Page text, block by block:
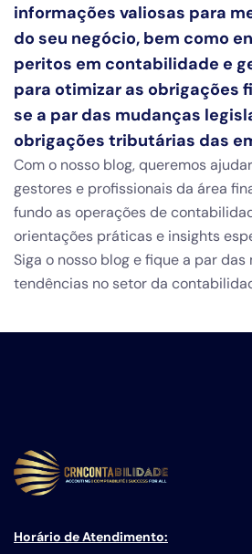
informações valiosas para
do seu negócio, bem como
peritos em contabilidade e
para otimizar as obrigações
se a par das mudanças
obrigações tributárias das
Com o nosso blog, queremos
gestores e profissionais da área
fundo as operações de
orientações práticas e insights
Siga o nosso blog e fique a par
tendências no setor da
Horário de Atendimento: